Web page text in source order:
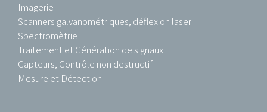
Imagerie
Scanners galvanométriques, déflexion laser
Spectromètrie
Traitement et Génération de signaux
Capteurs, Contrôle non destructif
Mesure et Détection